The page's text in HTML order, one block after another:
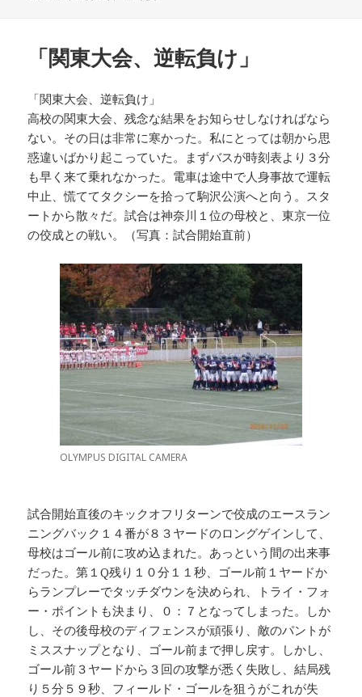
「関東大会、逆転負け」
「関東大会、逆転負け」
高校の関東大会、残念な結果をお知らせしなければなら
ない。その日は非常に寒かった。私にとっては朝から思
惑違いばかり起こっていた。まずバスが時刻表より３分
も早く来て乗れなかった。電車は途中で人身事故で運転
中止、慌ててタクシーを拾って駒沢公演へと向う。スタ
ートから散々だ。試合は神奈川１位の母校と、東京一位
の佼成との戦い。（写真：試合開始直前）
OLYMPUS DIGITAL CAMERA
試合開始直後のキックオフリターンで佼成のエースラン
ニングバック１４番が８３ヤードのロングゲインして、
母校はゴール前に攻め込まれた。あっという間の出来事
だった。第１Q残り１０分１１秒、ゴール前１ヤードか
らランプレーでタッチダウンを決められ、トライ・フォ
ー・ポイントも決まり、０：７となってしまった。しか
し、その後母校のディフェンスが頑張り、敵のパントが
ミススナップとなり、ゴール前まで押し戻す。しかし、
ゴール前３ヤードから３回の攻撃が悉く失敗し、結局残
り５分５９秒、フィールド・ゴールを狙うがこれが失